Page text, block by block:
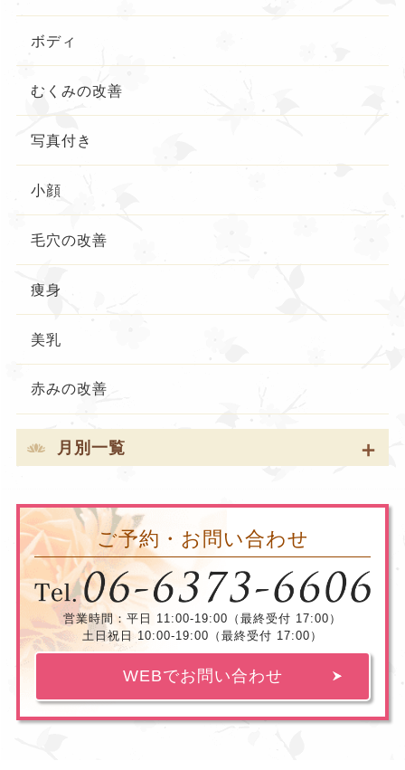
ボディ
むくみの改善
写真付き
小顔
毛穴の改善
痩身
美乳
赤みの改善
月別一覧
ご予約・お問い合わせ
営業時間：平日 11:00-19:00（最終受付 17:00）
土日祝日 10:00-19:00（最終受付 17:00）
WEBでお問い合わせ